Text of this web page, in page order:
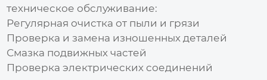
техническое обслуживание:
Регулярная очистка от пыли и грязи
Проверка и замена изношенных деталей
Смазка подвижных частей
Проверка электрических соединений